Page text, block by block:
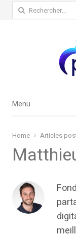
Rechercher :
Menu
Menu
Home Articles